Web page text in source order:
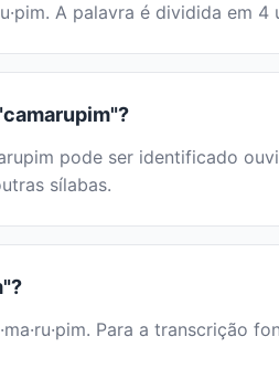
A palavra é dividida em
pode ser identificado
sílabas.
Para a transcrição